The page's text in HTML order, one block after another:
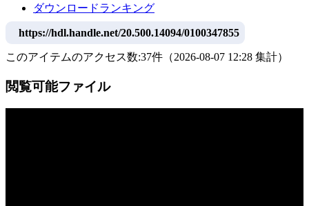
ダウンロードランキング
https://hdl.handle.net/20.500.14094/0100347855
このアイテムのアクセス数:37件 （2026-08-07 12:28 集計）
閲覧可能ファイル